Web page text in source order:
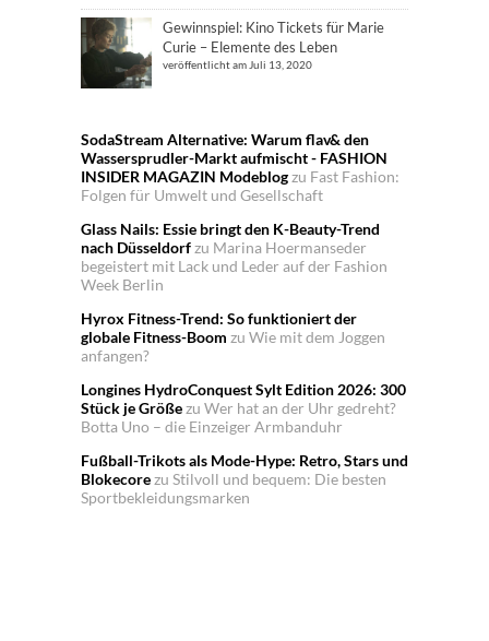
Gewinnspiel: Kino Tickets für Marie
Curie – Elemente des Leben
veröffentlicht am Juli 13, 2020
SodaStream Alternative: Warum flav& den
Wassersprudler-Markt aufmischt - FASHION
INSIDER MAGAZIN Modeblogzu Fast Fashion:
Folgen für Umwelt und Gesellschaft
Glass Nails: Essie bringt den K-Beauty-Trend
nach Düsseldorfzu Marina Hoermanseder
begeistert mit Lack und Leder auf der Fashion
Week Berlin
Hyrox Fitness-Trend: So funktioniert der
globale Fitness-Boom zu Wie mit dem Joggen
anfangen?
Longines HydroConquest Sylt Edition 2026: 300
Stück je Größezu Wer hat an der Uhr gedreht?
Botta Uno – die Einzeiger Armbanduhr
Fußball-Trikots als Mode-Hype: Retro, Stars und
Blokecorezu Stilvoll und bequem: Die besten
Sportbekleidungsmarken